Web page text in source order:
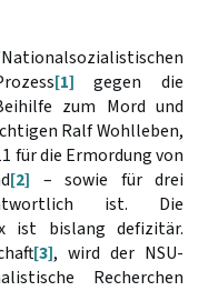
[1] gegen die
zum Mord und
Ralf Wohlleben,
für die Ermordung von
[2] – sowie für drei
ist. Die
ist bislang defizitär.
[3], wird der NSU-
Recherchen